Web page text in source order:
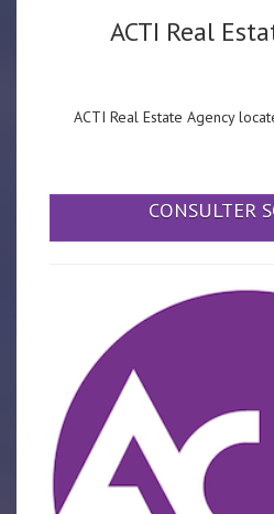
ACTI Real
ACTI Real Estate Agency
CONSULTER